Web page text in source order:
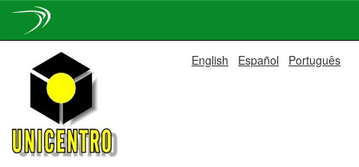
navigation
English Español Português